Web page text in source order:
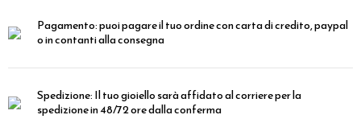
Pagamento:puoi pagare il tuo ordine con carta di credito, paypal
o in contanti alla consegna
Spedizione:Il tuo gioiello sarà affidato al corriere per la
spedizione in 48/72 ore dalla conferma